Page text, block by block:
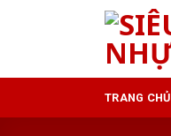
TRANG CHỦ